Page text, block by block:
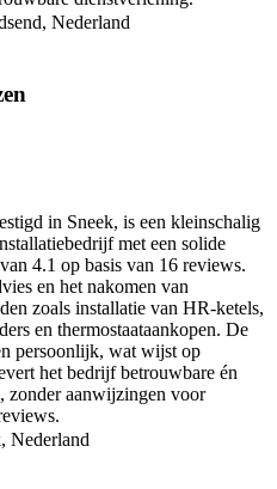
Nederland
in Sneek, is een kleinschalig
met een solide
4.1 op basis van 16 reviews.
en het nakomen van
zoals installatie van HR-ketels,
en thermostaataankopen. De
persoonlijk, wat wijst op
het bedrijf betrouwbare én
zonder aanwijzingen voor
Nederland